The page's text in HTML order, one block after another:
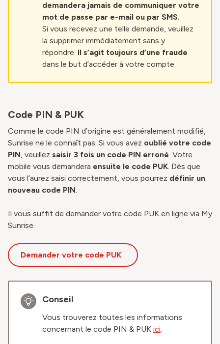
demandera jamais de communiquer votre
mot de passe par e-mail ou par SMS.
Si vous recevez une telle demande, veuillez
la supprimer immédiatement sans y
répondre. Il s’agit toujours d’une fraude
dans le but d’accéder à votre compte.
Code PIN & PUK
Comme le code PIN d’origine est généralement modifié,
Sunrise ne le connaît pas. Si vous avez oublié votre code
PIN, veuillez saisir 3 fois un code PIN erroné. Votre
mobile vous demandera ensuite le code PUK. Dès que
vous l’aurez saisi correctement, vous pourrez définir un
nouveau code PIN.
Il vous suffit de demander votre code PUK en ligne via My
Sunrise.
Demander votre code PUK
Conseil
Vous trouverez toutes les informations
concernant le code PIN & PUK ici.